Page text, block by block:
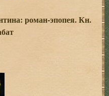
роман-эпопея. Кн.